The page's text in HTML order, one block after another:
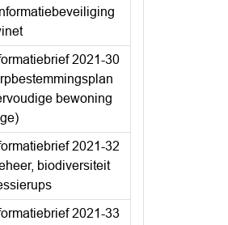
2021-30
bewoning
2021-32
biodiversiteit
2021-33